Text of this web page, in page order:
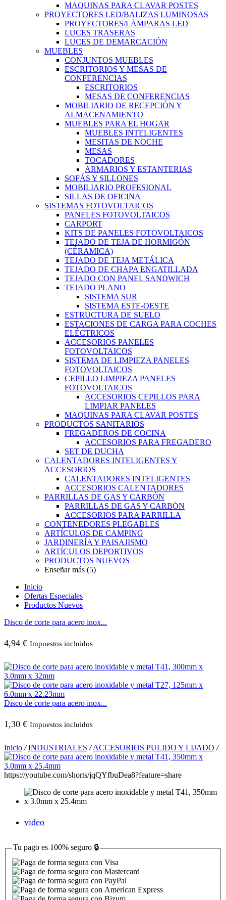
MAQUINAS PARA CLAVAR POSTES
PROYECTORES LED/BALIZAS LUMINOSAS
PROYECTORES/LÁMPARAS LED
LUCES TRASERAS
LUCES DE DEMARCACIÓN
MUEBLES
CONJUNTOS MUEBLES
ESCRITORIOS Y MESAS DE
CONFERENCIAS
ESCRITORIOS
MESAS DE CONFERENCIAS
MOBILIARIO DE RECEPCIÓN Y
ALMACENAMIENTO
MUEBLES PARA EL HOGAR
MUEBLES INTELIGENTES
MESITAS DE NOCHE
MESAS
TOCADORES
ARMARIOS Y ESTANTERIAS
SOFÁS Y SILLONES
MOBILIARIO PROFESIONAL
SILLAS DE OFICINA
SISTEMAS FOTOVOLTAICOS
PANELES FOTOVOLTAICOS
CARPORT
KITS DE PANELES FOTOVOLTAICOS
TEJADO DE TEJA DE HORMIGÓN
(CÉRAMICA)
TEJADO DE TEJA METÁLICA
TEJADO DE CHAPA ENGATILLADA
TEJADO CON PANEL SANDWICH
TEJADO PLANO
SISTEMA SUR
SISTEMA ESTE-OESTE
ESTRUCTURA DE SUELO
ESTACIONES DE CARGA PARA COCHES
ELÉCTRICOS
ACCESORIOS PANELES
FOTOVOLTAICOS
SISTEMA DE LIMPIEZA PANELES
FOTOVOLTAICOS
CEPILLO LIMPIEZA PANELES
FOTOVOLTAICOS
ACCESORIOS CEPILLOS PARA
LIMPIAR PANELES
MAQUINAS PARA CLAVAR POSTES
PRODUCTOS SANITARIOS
FREGADEROS DE COCINA
ACCESORIOS PARA FREGADERO
SET DE DUCHA
CALENTADORES INTELIGENTES Y
ACCESORIOS
CALENTADORES INTELIGENTES
ACCESORIOS CALENTADORES
PARRILLAS DE GAS Y CARBÓN
PARRILLAS DE GAS Y CARBÓN
ACCESORIOS PARA PARRILLA
CONTENEDORES PLEGABLES
ARTÍCULOS DE CAMPING
JARDINERÍA Y PAISAJISMO
ARTÍCULOS DEPORTIVOS
PRODUCTOS NUEVOS
Enseñar más (5)
Inicio
Ofertas Especiales
Productos Nuevos
Disco de corte para acero inox...
4,94 € Impuestos incluidos
Disco de corte para acero inox...
1,30 € Impuestos incluidos
Inicio / INDUSTRIALES / ACCESORIOS PULIDO Y LIJADO /
https://youtube.com/shorts/jqQYfbuDea8?feature=share
video
Tu pago es 100% seguro 🔒